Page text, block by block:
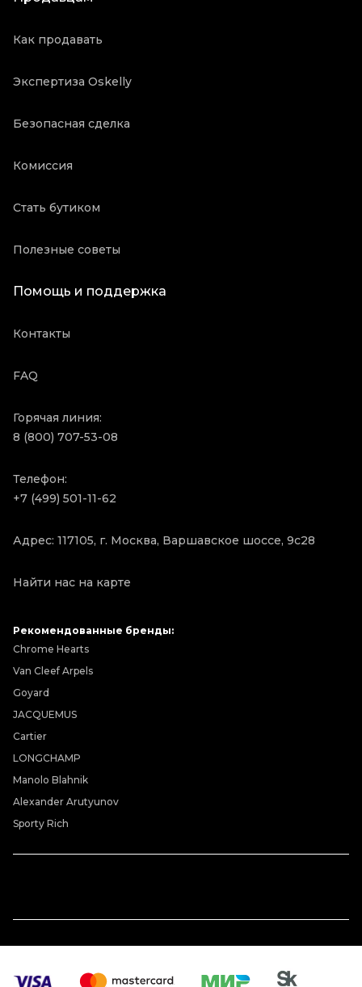
Как продавать
Экспертиза Oskelly
Безопасная сделка
Комиссия
Стать бутиком
Полезные советы
Помощь и поддержка
Контакты
FAQ
Горячая линия:
8 (800) 707-53-08
Телефон:
+7 (499) 501-11-62
Адрес: 117105, г. Москва, Варшавское шоссе, 9с28
Найти нас на карте
Рекомендованные бренды:
Chrome Hearts
Van Cleef Arpels
Goyard
JACQUEMUS
Cartier
LONGCHAMP
Manolo Blahnik
Alexander Arutyunov
Sporty Rich